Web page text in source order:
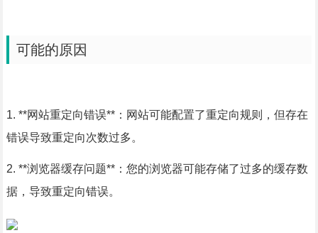
可能的原因
1. **网站重定向错误**：网站可能配置了重定向规则，但存在
错误导致重定向次数过多。
2. **浏览器缓存问题**：您的浏览器可能存储了过多的缓存数
据，导致重定向错误。